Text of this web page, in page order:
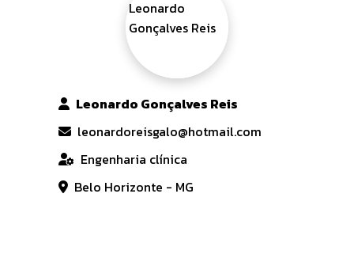
Leonardo Gonçalves Reis
leonardoreisgalo@hotmail.com
Engenharia clínica
Belo Horizonte - MG